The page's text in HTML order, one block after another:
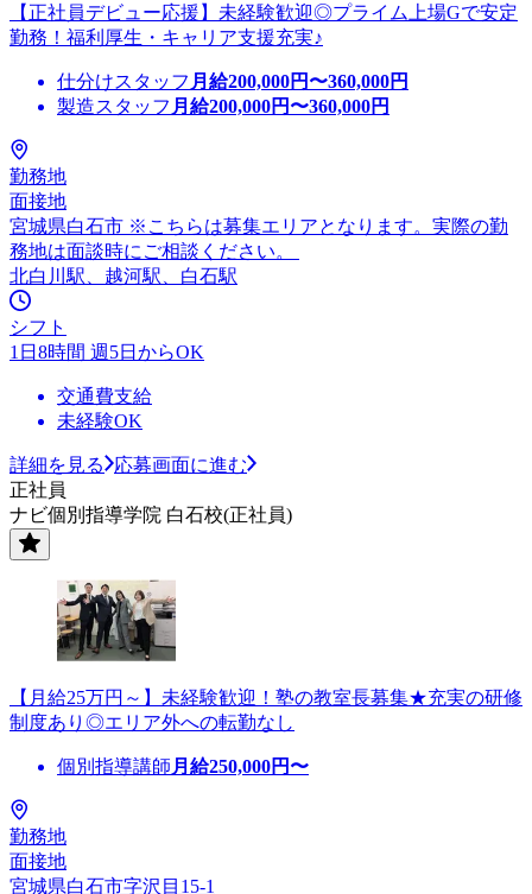
【正社員デビュー応援】未経験歓迎◎プライム上場Gで安定
勤務！福利厚生・キャリア支援充実♪
仕分けスタッフ 月給200,000円〜360,000円
製造スタッフ 月給200,000円〜360,000円
勤務地
面接地
宮城県白石市 ※こちらは募集エリアとなります。実際の勤
務地は面談時にご相談ください。
北白川駅、越河駅、白石駅
シフト
1日8時間 週5日からOK
交通費支給
未経験OK
詳細を見る
応募画面に進む
正社員
ナビ個別指導学院 白石校(正社員)
【月給25万円～】未経験歓迎！塾の教室長募集★充実の研修
制度あり◎エリア外への転勤なし
個別指導講師 月給250,000円〜
勤務地
面接地
宮城県白石市字沢目15-1